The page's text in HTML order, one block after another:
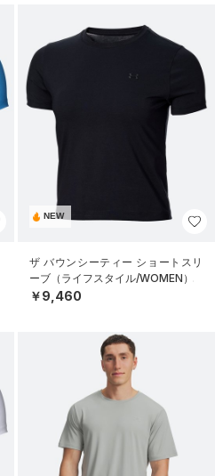
NEW
ザ バウンシーティー ショートスリ
ーブ（ライフスタイル/WOMEN）
￥9,460